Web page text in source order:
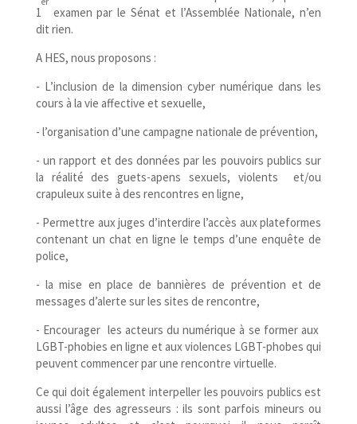
1
examen par le Sénat et l’Assemblée Nationale, n’en
dit rien.
A HES, nous proposons :
- L’inclusion de la dimension cyber numérique dans les
cours à la vie affective et sexuelle,
- l’organisation d’une campagne nationale de prévention,
- un rapport et des données par les pouvoirs publics sur
la réalité des guets-​apens sexuels, violents et/​ou
crapuleux suite à des rencontres en ligne,
- Permettre aux juges d’interdire l’accès aux plateformes
contenant un chat en ligne le temps d’une enquête de
police,
- la mise en place de bannières de prévention et de
messages d’alerte sur les sites de rencontre,
- Encourager les acteurs du numérique à se former aux
LGBT-​phobies en ligne et aux violences LGBT-​phobes qui
peuvent commencer par une rencontre virtuelle.
Ce qui doit également interpeller les pouvoirs publics est
aussi l’âge des agresseurs : ils sont parfois mineurs ou